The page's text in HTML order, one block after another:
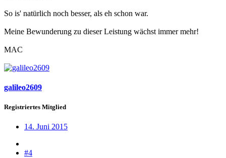
So is' natürlich noch besser, als eh schon war.
Meine Bewunderung zu dieser Leistung wächst immer mehr!
MAC
galileo2609
Registriertes Mitglied
14. Juni 2015
#4